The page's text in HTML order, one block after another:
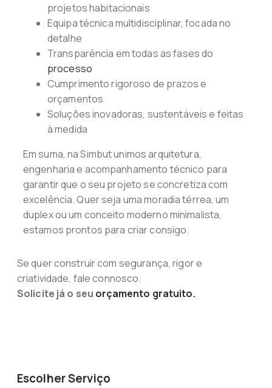
projetos habitacionais
Equipa técnica multidisciplinar, focada no
detalhe
Transparência em todas as fases do
processo
Cumprimento rigoroso de prazos e
orçamentos
Soluções inovadoras, sustentáveis e feitas
à medida
Em suma, na Simbut unimos arquitetura,
engenharia e acompanhamento técnico para
garantir que o seu projeto se concretiza com
excelência. Quer seja uma moradia térrea, um
duplex ou um conceito moderno minimalista,
estamos prontos para criar consigo.
Se quer construir com segurança, rigor e
criatividade, fale connosco.
Solicite já o seu orçamento gratuito.
Escolher Serviço